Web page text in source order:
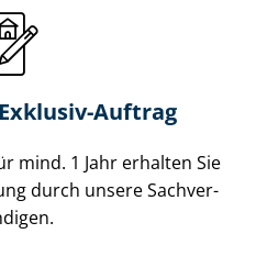
Auftrag
mind. 1 Jahr erhalten Sie
durch unsere Sach­ver­